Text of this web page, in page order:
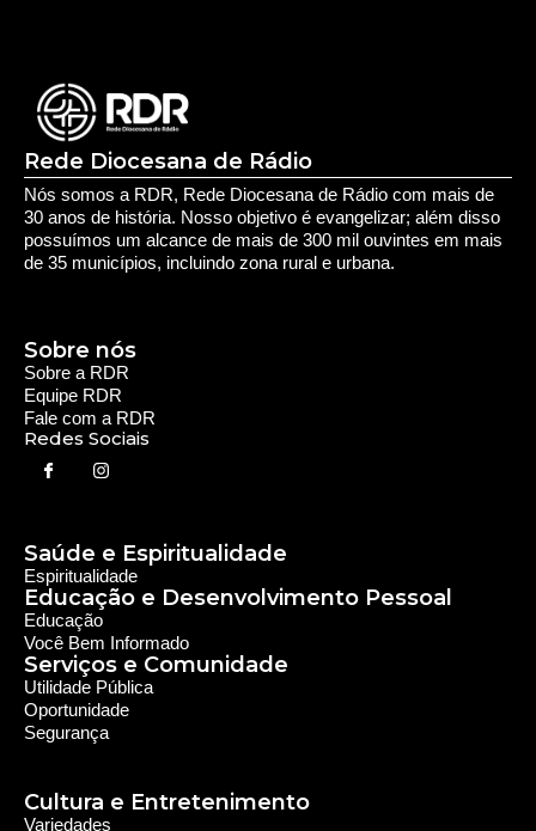
Rede Diocesana de Rádio
Nós somos a RDR, Rede Diocesana de Rádio com mais de
30 anos de história. Nosso objetivo é evangelizar; além disso
possuímos um alcance de mais de 300 mil ouvintes em mais
de 35 municípios, incluindo zona rural e urbana.
Sobre a RDR
Equipe RDR
Fale com a RDR
Redes Sociais
Sobre nós
Saúde e Espiritualidade
Espiritualidade
Educação e Desenvolvimento Pessoal
Educação
Você Bem Informado
Serviços e Comunidade
Utilidade Pública
Oportunidade
Segurança
Cultura e Entretenimento
Variedades